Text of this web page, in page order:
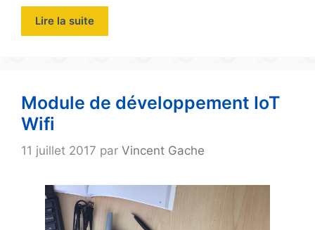
Lire la suite
Module de développement IoT
Wifi
11 juillet 2017 par Vincent Gache